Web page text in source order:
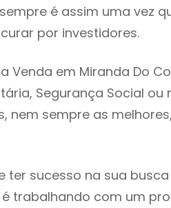
é assim uma vez
por investidores.
Venda em Miranda Do
Segurança Social ou
nem sempre as
ter sucesso na sua
trabalhando com um